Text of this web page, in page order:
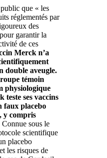
que « les
réglementés par
des
garantir la
de ces
Merck n’a
double aveugle.
témoin
physiologique
teste ses vaccins
faux placebo
y compris
Connue sous le
scientifique
placebo
les risques de